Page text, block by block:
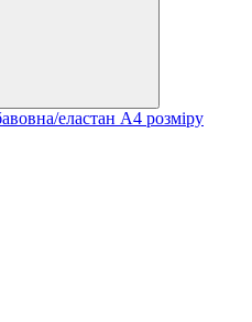
еластан А4 розміру